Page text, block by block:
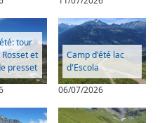
tour
et
presset
Camp d'été lac
d'Escola
06/07/2026